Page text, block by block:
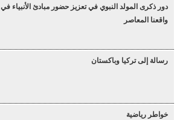
دور ذكرى المولد النبوي في تعزيز حضور مبادئ الأنبياء في
واقعنا المعاصر
رسالة إلى تركيا وباكستان
خواطر رياضية